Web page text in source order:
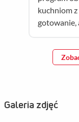
kuchniom
gotowanie,
Galeria zdjęć